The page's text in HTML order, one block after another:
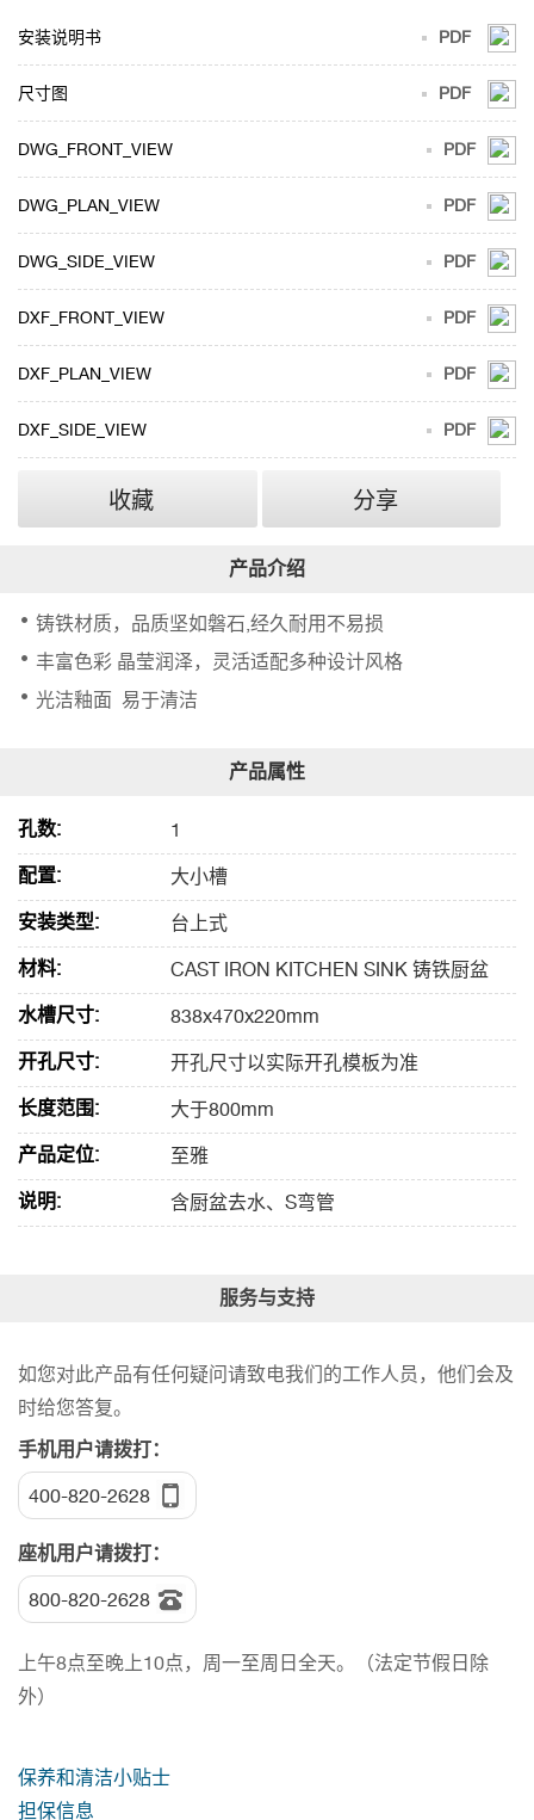
PDF
安装说明书
PDF
尺寸图
PDF
DWG_FRONT_VIEW
PDF
DWG_PLAN_VIEW
PDF
DWG_SIDE_VIEW
PDF
DXF_FRONT_VIEW
PDF
DXF_PLAN_VIEW
PDF
DXF_SIDE_VIEW
收藏 分享
铸铁材质，品质坚如磐石,经久耐用不易损
丰富色彩 晶莹润泽，灵活适配多种设计风格
光洁釉面 易于清洁
孔数:
1
配置:
大小槽
安装类型:
台上式
材料:
CAST IRON KITCHEN SINK 铸铁厨盆
水槽尺寸:
838x470x220mm
开孔尺寸:
开孔尺寸以实际开孔模板为准
长度范围:
大于800mm
产品定位:
至雅
说明:
含厨盆去水、S弯管
服务与支持
如您对此产品有任何疑问请致电我们的工作人员，他们会及
时给您答复。
手机用户请拨打：
400-820-2628
座机用户请拨打：
800-820-2628
上午8点至晚上10点，周一至周日全天。（法定节假日除
外）
保养和清洁小贴士
担保信息